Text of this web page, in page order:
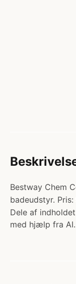
Bestway Chem
badeudstyr.
Dele af
med hjælp fra AI.